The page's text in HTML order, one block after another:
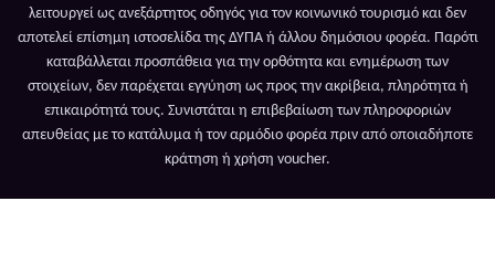
λειτουργεί ως ανεξάρτητος οδηγός για τον κοινωνικό τουρισμό και δεν
αποτελεί επίσημη ιστοσελίδα της ΔΥΠΑ ή άλλου δημόσιου φορέα. Παρότι
καταβάλλεται προσπάθεια για την ορθότητα και ενημέρωση των
στοιχείων, δεν παρέχεται εγγύηση ως προς την ακρίβεια, πληρότητα ή
επικαιρότητά τους. Συνιστάται η επιβεβαίωση των πληροφοριών
απευθείας με το κατάλυμα ή τον αρμόδιο φορέα πριν από οποιαδήποτε
κράτηση ή χρήση voucher.